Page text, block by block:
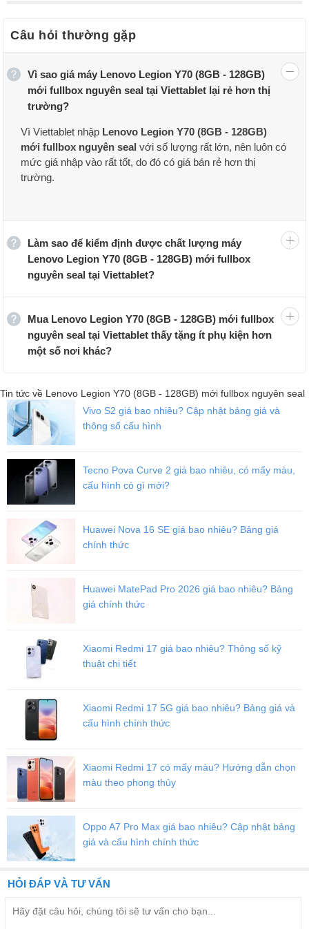
Đánh giá thiết kế Lenovo Legion Y70
Lenovo Legion Y70có bố cục thiết kế bóng bẩy, mang lại cho chiếc
điện thoại một vẻ ngoài cao cấp khi cầm trên tay. Trong khi đó,
thoải mái theo sở thích của cá nhân. Lenovo Legion Y70 được ra
mắt với các tùy chọn Đỏ, Đen và Bạc.
Biến thể màu Đỏ có tông màu kép vì hơn một nửa phần có màu đỏ
trơn, trong khi phần còn lại có các đường màu đen, mang lại cho
tùy chọn này một diện mạo khác biệt so với tùy chọn màu Đen
hoặc Bạc. Về kích thước, điện thoại không có bố cục cồng kềnh và
có khung nhôm với mặt bên dày 8 mm. Bên cạnh đó, nó chỉ nặng
Đánh giá màn hình Lenovo Legion Y70
Dù trọng lượng có tăng lên do viên pin khủng nhưng bạn sẽ không
cảm thấy khác biệt nhiều. Mặt khác, màn hình phía trước đi kèm
với tấm nền OLED 6,7 inch viền mỏng với một notch nhỏ cho
camera selfie. Ngoài ra, thật đáng chú ý khi thấy tốc độ làm mới
cũng được cải thiện giúp việc sử dụng ngoài trời trở nên dễ dàng
Câu hỏi thường gặp
Vì sao giá máy Lenovo Legion Y70 (8GB - 128GB)
mới fullbox nguyên seal tại Viettablet lại rẻ hơn thị
trường?
Vì Viettablet nhập Lenovo Legion Y70 (8GB - 128GB)
mới fullbox nguyên seal với số lượng rất lớn, nên luôn có
mức giá nhập vào rất tốt, do đó có giá bán rẻ hơn thị
trường.
Làm sao để kiểm định được chất lượng máy
Lenovo Legion Y70 (8GB - 128GB) mới fullbox
nguyên seal tại Viettablet?
Mua Lenovo Legion Y70 (8GB - 128GB) mới fullbox
nguyên seal tại Viettablet thấy tặng ít phụ kiện hơn
một số nơi khác?
Tin tức về Lenovo Legion Y70 (8GB - 128GB) mới fullbox nguyên seal
Vivo S2 giá bao nhiêu? Cập nhật bảng giá và
thông số cấu hình
Tecno Pova Curve 2 giá bao nhiêu, có mấy màu,
cấu hình có gì mới?
Huawei Nova 16 SE giá bao nhiêu? Bảng giá
chính thức
Huawei MatePad Pro 2026 giá bao nhiêu? Bảng
giá chính thức
Xiaomi Redmi 17 giá bao nhiêu? Thông số kỹ
thuật chi tiết
Xiaomi Redmi 17 5G giá bao nhiêu? Bảng giá và
cấu hình chính thức
Xiaomi Redmi 17 có mấy màu? Hướng dẫn chọn
màu theo phong thủy
Oppo A7 Pro Max giá bao nhiêu? Cập nhật bảng
giá và cấu hình chính thức
HỎI ĐÁP VÀ TƯ VẤN